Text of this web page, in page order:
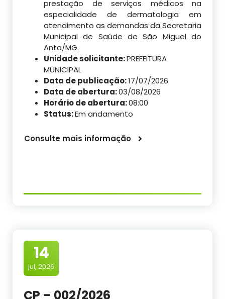
prestação de serviços médicos na
especialidade de dermatologia em
atendimento as demandas da Secretaria
Municipal de Saúde de São Miguel do
Anta/MG.
Unidade solicitante:PREFEITURA
MUNICIPAL
Data de publicação:17/07/2026
Data de abertura:03/08/2026
Horário de abertura:08:00
Status:Em andamento
Consulte mais informação
14
jul, 2026
CP – 002/2026